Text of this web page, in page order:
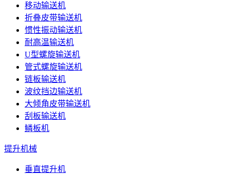
移动输送机
折叠皮带输送机
惯性振动输送机
耐高温输送机
U型螺旋输送机
管式螺旋输送机
链板输送机
波纹挡边输送机
大倾角皮带输送机
刮板输送机
鳞板机
提升机械
垂直提升机